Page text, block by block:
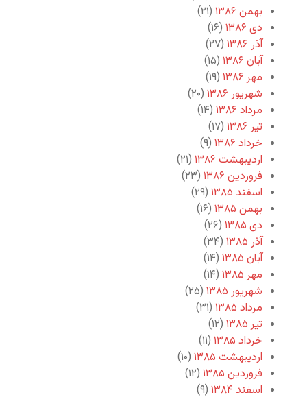
بهمن ۱۳۸۶
(۲۱)
دی ۱۳۸۶
(۱۶)
آذر ۱۳۸۶
(۲۷)
آبان ۱۳۸۶
(۱۵)
مهر ۱۳۸۶
(۱۹)
شهریور ۱۳۸۶
(۲۰)
مرداد ۱۳۸۶
(۱۴)
تیر ۱۳۸۶
(۱۷)
خرداد ۱۳۸۶
(۹)
اردیبهشت ۱۳۸۶
(۲۱)
فروردین ۱۳۸۶
(۲۳)
اسفند ۱۳۸۵
(۲۹)
بهمن ۱۳۸۵
(۱۶)
دی ۱۳۸۵
(۲۶)
آذر ۱۳۸۵
(۳۴)
آبان ۱۳۸۵
(۱۴)
مهر ۱۳۸۵
(۱۴)
شهریور ۱۳۸۵
(۲۵)
مرداد ۱۳۸۵
(۳۱)
تیر ۱۳۸۵
(۱۲)
خرداد ۱۳۸۵
(۱۱)
اردیبهشت ۱۳۸۵
(۱۰)
فروردین ۱۳۸۵
(۱۲)
اسفند ۱۳۸۴
(۹)